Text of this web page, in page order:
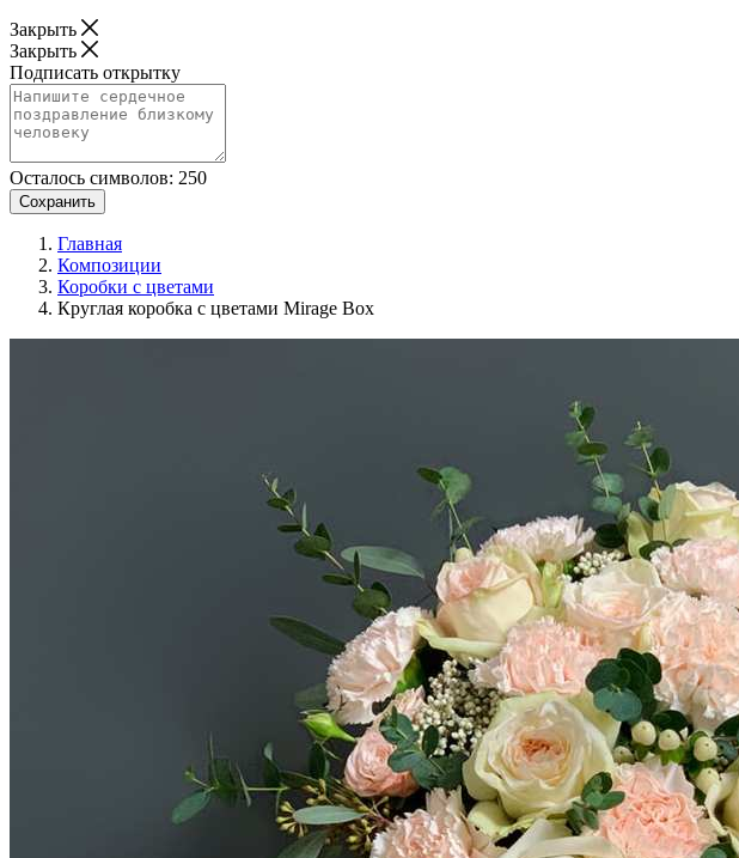
Закрыть
Закрыть
Подписать открытку
Осталось символов: 250
Сохранить
Главная
Композиции
Коробки с цветами
Круглая коробка с цветами Mirage Box